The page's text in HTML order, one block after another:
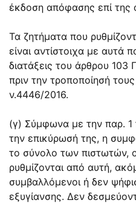
έκδοση απόφασης επί της
Τα ζητήματα που
είναι αντίστοιχα με αυτά
διατάξεις του άρθρου
πριν την τροποποίησή τους
ν.4446/2016.
(γ) Σύμφωνα με την παρ. 1
την επικύρωσή της, η
το σύνολο των πιστωτών,
ρυθμίζονται από αυτή,
συμβαλλόμενοι ή δεν
εξυγίανσης. Δεν